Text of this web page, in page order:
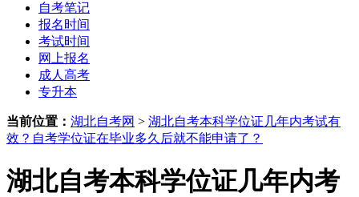
自考笔记
报名时间
考试时间
网上报名
成人高考
专升本
当前位置： 湖北自考网 > 湖北自考本科学位证几年内考试有
效？自考学位证在毕业多久后就不能申请了？
湖北自考本科学位证几年内考